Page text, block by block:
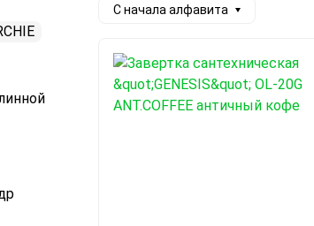
С начала алфавита